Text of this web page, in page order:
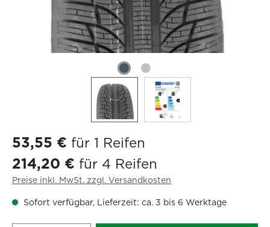
53,55 € für 1 Reifen
214,20 € für 4 Reifen
Preise inkl. MwSt. zzgl. Versandkosten
Sofort verfügbar, Lieferzeit: ca. 3 bis 6 Werktage